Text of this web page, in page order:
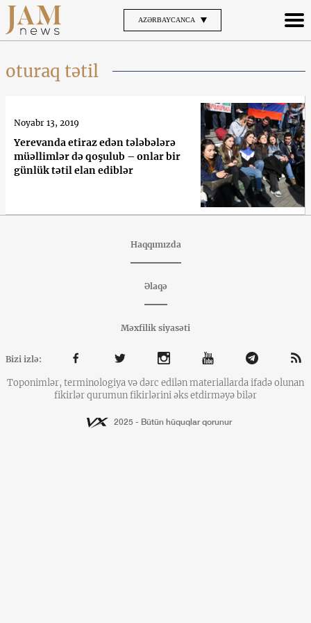
AZƏRBAYCANCA
oturaq tətil
Yerevanda etiraz edən tələbələrə
müəllimlər də qoşulub – onlar bir
günlük tətil elan ediblər
Noyabr 13, 2019
Haqqımızda
Əlaqə
Məxfilik siyasəti
Bizi izlə:
Toponimlər, terminologiya və dərc edilən materiallarda ifadə olunan
fikirlər qurumun fikirlərini əks etdirməyə bilər
2025 - Bütün hüquqlar qorunur